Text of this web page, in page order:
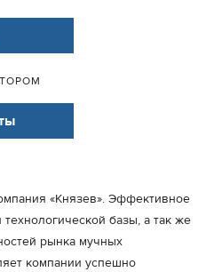
«Князев». Эффективное
базы, а так же
рынка мучных
компании успешно